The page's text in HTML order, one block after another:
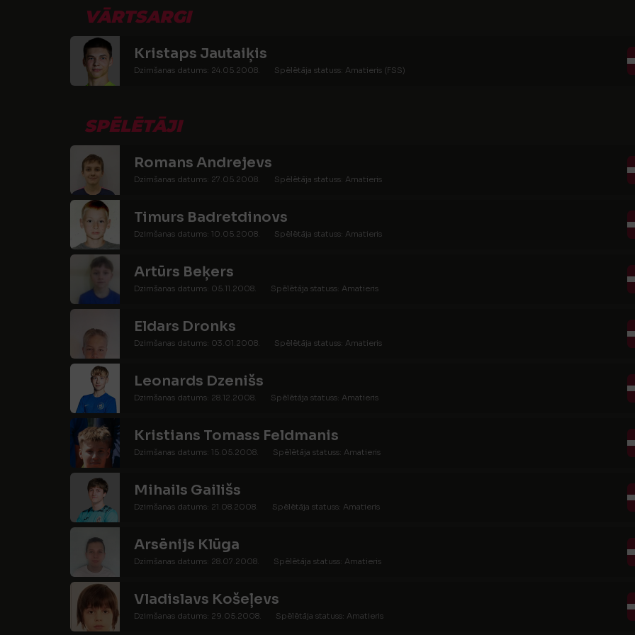
VĀRTSARGI
Kristaps Jautaiķis
Dzimšanas datums: 24.05.2008. Spēlētāja statuss: Amatieris (FSS)
SPĒLĒTĀJI
Romans Andrejevs
Dzimšanas datums: 27.05.2008. Spēlētāja statuss: Amatieris
Timurs Badretdinovs
Dzimšanas datums: 10.05.2008. Spēlētāja statuss: Amatieris
Artūrs Beķers
Dzimšanas datums: 05.11.2008. Spēlētāja statuss: Amatieris
Eldars Dronks
Dzimšanas datums: 03.01.2008. Spēlētāja statuss: Amatieris
Leonards Dzenišs
Dzimšanas datums: 28.12.2008. Spēlētāja statuss: Amatieris
Kristians Tomass Feldmanis
Dzimšanas datums: 15.05.2008. Spēlētāja statuss: Amatieris
Mihails Gailišs
Dzimšanas datums: 21.08.2008. Spēlētāja statuss: Amatieris
Arsēnijs Klūga
Dzimšanas datums: 28.07.2008. Spēlētāja statuss: Amatieris
Vladislavs Košeļevs
Dzimšanas datums: 29.05.2008. Spēlētāja statuss: Amatieris